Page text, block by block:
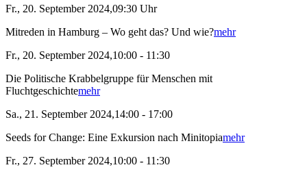
Fr., 20. September 2024,09:30 Uhr
Mitreden in Hamburg – Wo geht das? Und wie?mehr
Fr., 20. September 2024,10:00 - 11:30
Die Politische Krabbelgruppe für Menschen mit
Fluchtgeschichtemehr
Sa., 21. September 2024,14:00 - 17:00
Seeds for Change: Eine Exkursion nach Minitopiamehr
Fr., 27. September 2024,10:00 - 11:30